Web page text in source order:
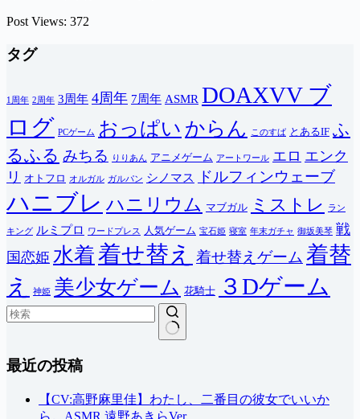
Post Views: 372
タグ
1周年 2周年 3周年 4周年 7周年 ASMR DOAXVV ブ
ログ PCゲーム おっぱい からん このすば とあるIF ふ
るふる みちる りりあん アニメゲーム アートワール エロ エンク
リ オトフロ オルガル ガルパン シノマス ドルフィンウェーブ
ハニブレ ハニリウム マブガル ミストレ ラン
キング ルミプロ ワードプレス 人気ゲーム 宝石姫 寝室 年末ガチャ 御坂美琴 戦
国恋姫 水着着せ替え 着せ替えゲーム 着替
え
神姫 美少女ゲーム 花騎士 ３Dゲーム
果
最近の投稿
【CV:高野麻里佳】わたし、二番目の彼女でいいか
ら。ASMR 遠野あきらVer.